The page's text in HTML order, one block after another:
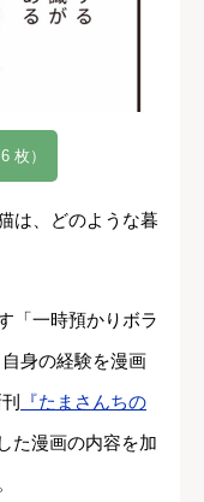
枚）
は、どのような暮
「一時預かりボラ
身の経験を漫画
『たまさんちの
た漫画の内容を加